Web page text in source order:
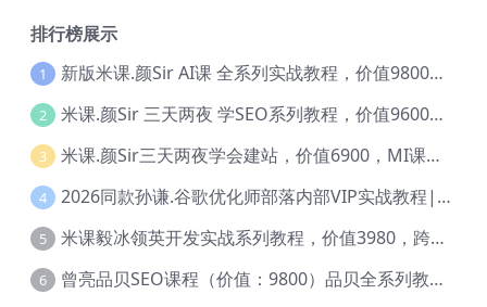
排行榜展示
1 新版米课.颜Sir AI课 全系列实战教程，价值9800，跨境首选！【Ag-0052】
2 米课.颜Sir 三天两夜 学SEO系列教程，价值9600元，跨境人都在学 【Ag-0056】
3 米课.颜Sir三天两夜学会建站，价值6900，MI课甄选课程 【Ag-0055】
4 2026同款孙谦.谷歌优化师部落内部VIP实战教程|价值4999元全网独家解码（官方报名版本）【@034】
5 米课毅冰领英开发实战系列教程，价值3980，跨境必选【Ag-0049】
6 曾亮品贝SEO课程（价值：9800）品贝全系列教程 【Ab-0022】